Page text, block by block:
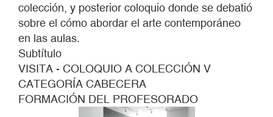
colección, y posterior coloquio donde se debatió
sobre el cómo abordar el arte contemporáneo
en las aulas.
Subtítulo
VISITA - COLOQUIO A COLECCIÓN V
CATEGORÍA CABECERA
FORMACIÓN DEL PROFESORADO